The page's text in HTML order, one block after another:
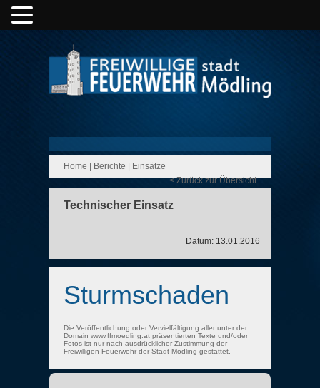
Home Berichte
Einsätze
< Zurück zur Übersicht
Technischer Einsatz
Datum: 13.01.2016
Sturmschaden
Die Veröffentlichung oder Vervielfältigung aller unter der
Domain www.ffmoedling.at präsentierten Texte und/oder
Fotos ist nur nach ausdrücklicher Zustimmung der
Freiwilligen Feuerwehr der Stadt Mödling gestattet.